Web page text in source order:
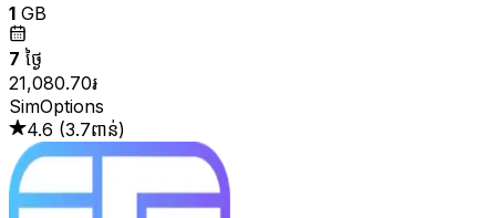
1 GB
7 ថ្ងៃ
21,080.70៛
SimOptions
4.6 (3.7ពាន់)